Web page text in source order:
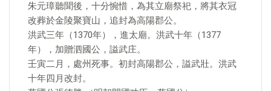
朱元璋聽聞後，十分惋惜，為其立廟祭祀，將其衣冠
改葬於金陵聚寶山，追封為高陽郡公。
洪武三年（1370年），進太廟。洪武十年（1377
年），加贈泗國公，謚武庄。
壬寅二月，處州死事。初封高陽郡公，謚武壯。洪武
十年四月改封。